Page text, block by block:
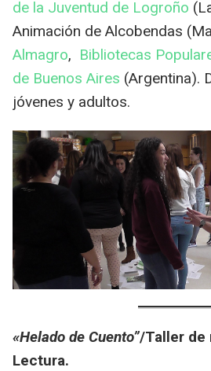
de la Juventud de Logroño
Animación de Alcobendas
Almagro, Bibliotecas
de Buenos Aires (Argentina).
jóvenes y adultos.
«Helado de Cuento”/Taller de
Lectura.